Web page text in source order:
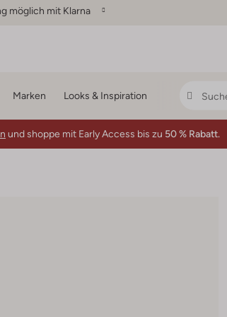
möglich mit Klarna
Marken Looks & Inspiration
und shoppe mit Early Access bis zu 50 % Rabatt.